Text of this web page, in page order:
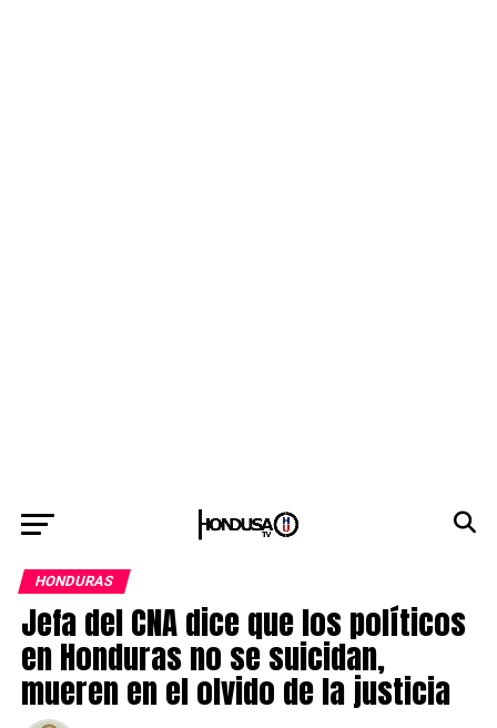
HONDURAS
Jefa del CNA dice que los políticos
en Honduras no se suicidan,
mueren en el olvido de la justicia